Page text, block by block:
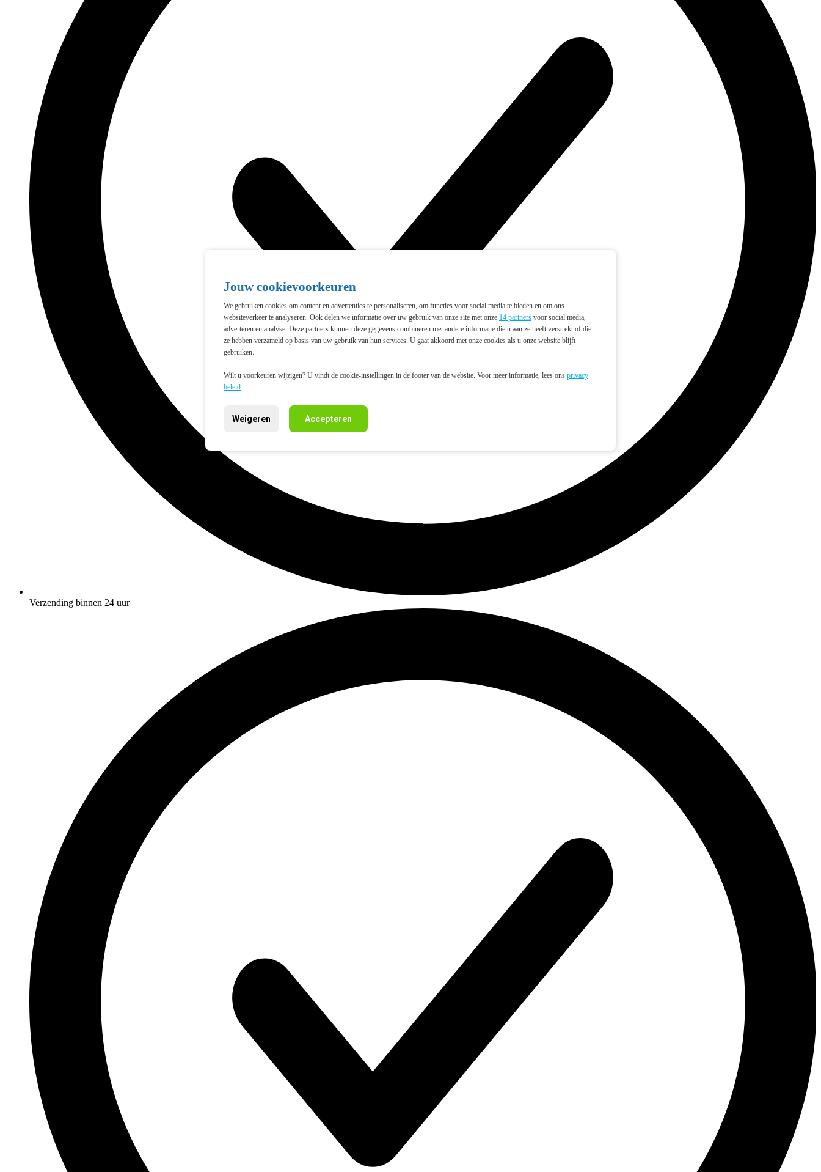
Jouw cookievoorkeuren
We gebruiken cookies om content en advertenties te personaliseren, om functies voor social media te bieden en om ons
websiteverkeer te analyseren. Ook delen we informatie over uw gebruik van onze site met onze 14 partners voor social media,
adverteren en analyse. Deze partners kunnen deze gegevens combineren met andere informatie die u aan ze heeft verstrekt of die
ze hebben verzameld op basis van uw gebruik van hun services. U gaat akkoord met onze cookies als u onze website blijft
gebruiken.
Wilt u voorkeuren wijzigen? U vindt de cookie-instellingen in de footer van de website. Voor meer informatie, lees ons privacy
beleid.
Weigeren Accepteren
Verzending binnen 24 uur